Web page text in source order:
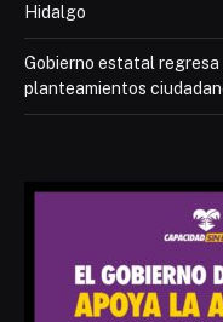
Hidalgo
Gobierno estatal
planteamientos